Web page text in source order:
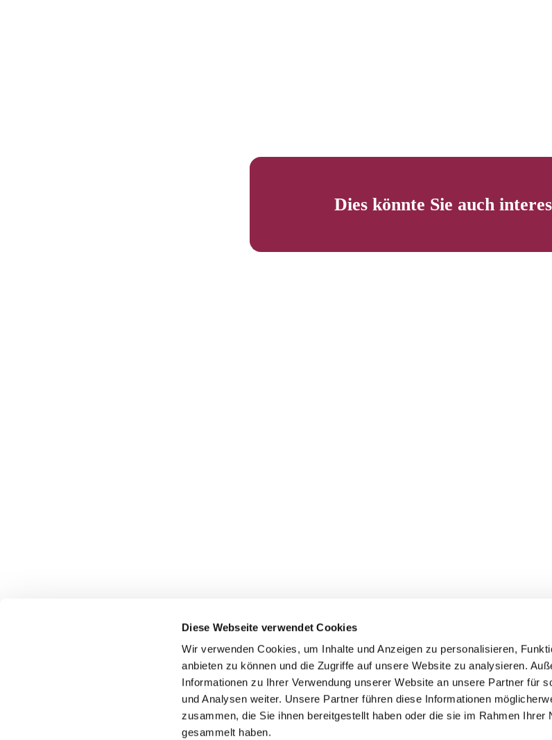
Diese Webseite verwendet Cookies
Wir verwenden Cookies, um Inhalte und Anzeigen zu personalisieren,
anbieten zu können und die Zugriffe auf unsere Website zu analysieren.
Informationen zu Ihrer Verwendung unserer Website an unsere Partner für
und Analysen weiter. Unsere Partner führen diese Informationen
zusammen, die Sie ihnen bereitgestellt haben oder die sie im Rahmen Ihrer
gesammelt haben.
Dies könnte Sie auch
Impressum Datenschutzerklärung